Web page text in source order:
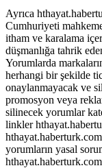
Ayrıca
Cumhuriyeti
itham ve karalama
düşmanlığa tahrik
Yorumlarda
herhangi bir şekilde
onaylanmayacak ve
promosyon veya
silinecek yorumlar
linkler
yorumların yasal